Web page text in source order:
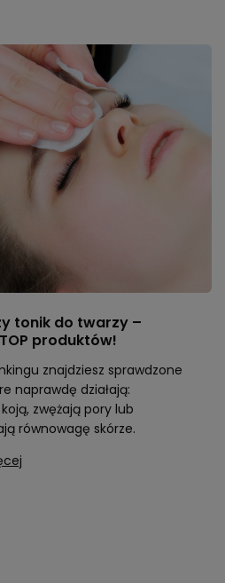
tonik do twarzy –
produktów!
znajdziesz sprawdzone
naprawdę działają:
zwężają pory lub
równowagę skórze.